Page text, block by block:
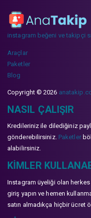
instagram beğeni ve takipçi
Araçlar
Paketler
Blog
Copyright © 2026
NASIL ÇALIŞIR
Kredileriniz ile dilediğiniz
gönderebilirsiniz. Paketler
alabilirsiniz.
KIMLER
Instagram üyeliği olan
giriş yapın ve hemen
satın almadıkça hiçbir ücret